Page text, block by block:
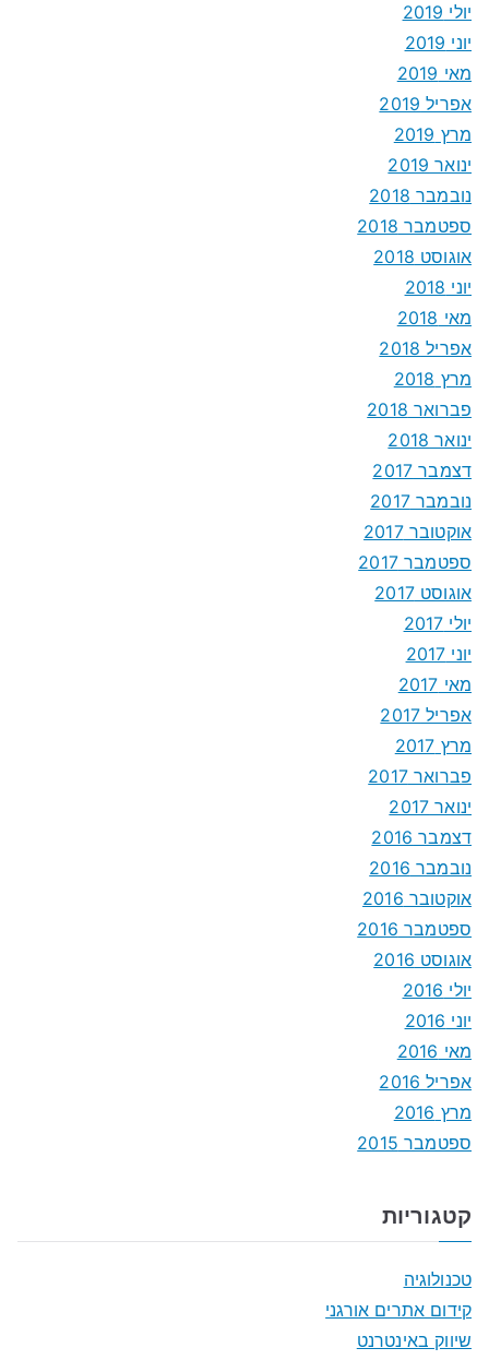
יולי 2019
יוני 2019
מאי 2019
אפריל 2019
מרץ 2019
ינואר 2019
נובמבר 2018
ספטמבר 2018
אוגוסט 2018
יוני 2018
מאי 2018
אפריל 2018
מרץ 2018
פברואר 2018
ינואר 2018
דצמבר 2017
נובמבר 2017
אוקטובר 2017
ספטמבר 2017
אוגוסט 2017
יולי 2017
יוני 2017
מאי 2017
אפריל 2017
מרץ 2017
פברואר 2017
ינואר 2017
דצמבר 2016
נובמבר 2016
אוקטובר 2016
ספטמבר 2016
אוגוסט 2016
יולי 2016
יוני 2016
מאי 2016
אפריל 2016
מרץ 2016
ספטמבר 2015
קטגוריות
טכנולוגיה
קידום אתרים אורגני
שיווק באינטרנט